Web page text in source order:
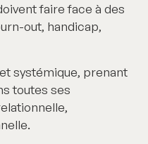
faire face à des
out, handicap,
systémique, prenant
toutes ses